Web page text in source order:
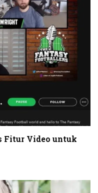
Fitur Video untuk